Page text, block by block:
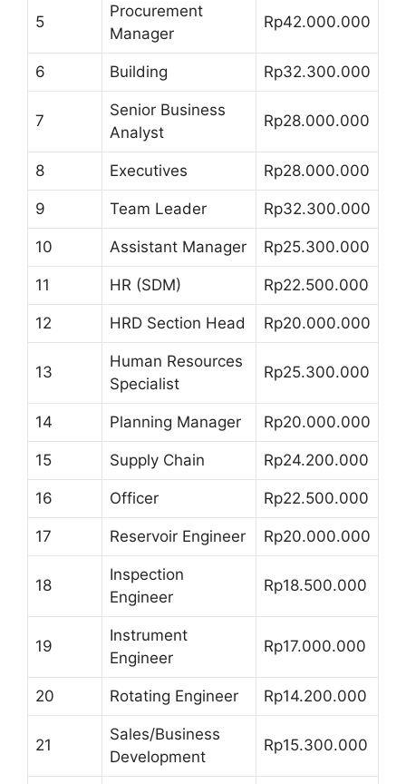
5
Procurement
Manager
Rp42.000.000
6 Building Rp32.300.000
7
Senior Business
Analyst
Rp28.000.000
8 Executives Rp28.000.000
9 Team Leader Rp32.300.000
10 Assistant Manager Rp25.300.000
11 HR (SDM) Rp22.500.000
12 HRD Section Head Rp20.000.000
13
Human Resources
Specialist
Rp25.300.000
14 Planning Manager Rp20.000.000
15 Supply Chain Rp24.200.000
16 Officer Rp22.500.000
17 Reservoir Engineer Rp20.000.000
18
Inspection
Engineer
Rp18.500.000
19
Instrument
Engineer
Rp17.000.000
20 Rotating Engineer Rp14.200.000
21
Sales/Business
Development
Rp15.300.000